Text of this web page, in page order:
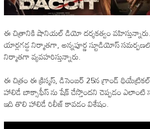
ఈ చిత్రానికి షానియల్ డియో దర్శకత్వం
యార్లగడ్డ నిర్మాతగా, అన్నపూర్ణ స్టూడియోస్
నిర్మాతగా వ్యవహరిస్తున్నారు.
ఈ చిత్రం ఈ క్రిస్మస్, డిసెంబర్ 25న గ్రాండ్
హాలిడే బాక్సాఫీస్‌ ను షేక్ చేస్తొందని చెప్పడం ఎలాంటి
ఇది తొలి హాలిడే రిలీజ్ కావడం విశేషం.